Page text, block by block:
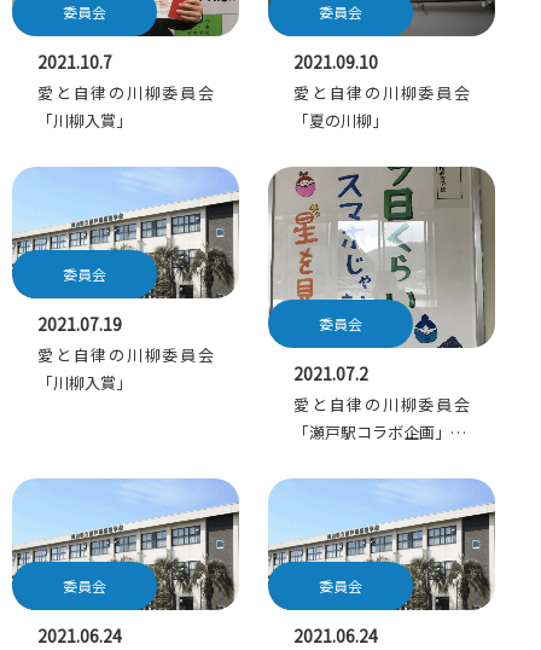
委員会
2021.10.7
愛と自律の川柳委員会
「川柳入賞」
委員会
2021.09.10
愛と自律の川柳委員会
「夏の川柳」
委員会
2021.07.19
愛と自律の川柳委員会
「川柳入賞」
委員会
2021.07.2
愛と自律の川柳委員会
「瀬戸駅コラボ企画」…
委員会
2021.06.24
委員会
2021.06.24